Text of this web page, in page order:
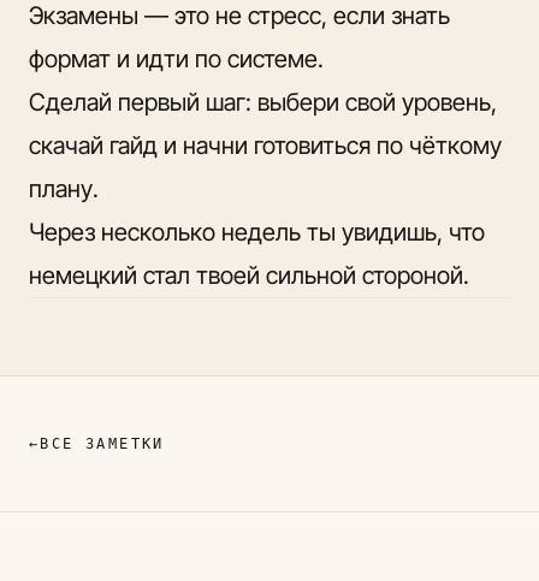
Экзамены — это не стресс, если знать
формат и идти по системе.
Сделай первый шаг: выбери свой уровень,
скачай гайд и начни готовиться по чёткому
плану.
Через несколько недель ты увидишь, что
немецкий стал твоей сильной стороной.
← ВСЕ ЗАМЕТКИ